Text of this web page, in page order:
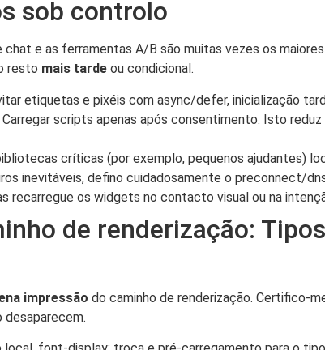
sob controlo
e as ferramentas A/B são muitas vezes os
resto mais tarde ou condicional.
etiquetas e pixéis com async/defer, inicialização
Carregar scripts apenas após consentimento. Isto
críticas (por exemplo, pequenos ajudantes)
inevitáveis, defino cuidadosamente o preconnect/
recarregue os widgets no contacto visual ou na
de renderização:
impressão do caminho de renderização. Certifico-